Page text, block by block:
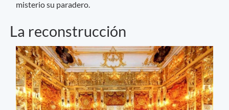
misterio su paradero.
La reconstrucción